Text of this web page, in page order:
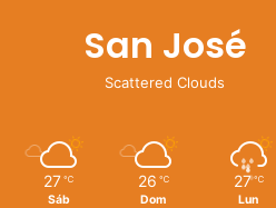
San José
Scattered Clouds
27 ℃
Sáb
26 ℃
Dom
27 ℃
Lun